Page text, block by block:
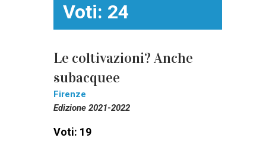
Voti: 24
Le coltivazioni? Anche
subacquee
Firenze
Edizione 2021-2022
Voti: 19